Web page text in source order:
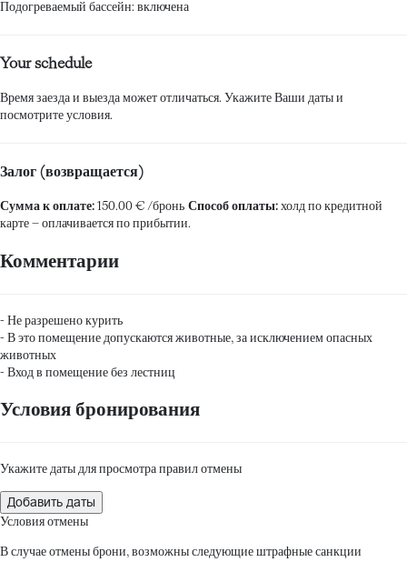
Подогреваемый бассейн: включена
Your schedule
Время заезда и выезда может отличаться. Укажите Ваши даты и
посмотрите условия.
Залог (возвращается)
Сумма к оплате: 150.00 € /бронь Способ оплаты: холд по кредитной
карте – оплачивается по прибытии.
Комментарии
- Не разрешено курить
- В это помещение допускаются животные, за исключением опасных
животных
- Вход в помещение без лестниц
Условия бронирования
Укажите даты для просмотра правил отмены
Добавить даты
Условия отмены
В случае отмены брони, возможны следующие штрафные санкции